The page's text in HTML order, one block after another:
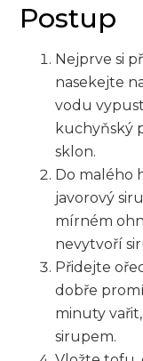
Postup
Nejprve si
nasekejte
vodu
kuchyňský‌
sklon.
Do malého
javorový
⁤mírném
‌nevytvoří
Přidejte‍
dobře
minuty
sirupem.